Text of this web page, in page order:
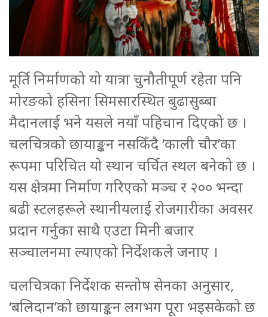
मूर्ति निर्माणको यो यात्रा चुनौतीपूर्ण रहेता पनि
मोरङको हसिना सिमसारस्थित बुढासुब्बा
मैदानलाई भने यसले नयाँ पहिचान दिएको छ ।
चलचित्रको छायाङ्कन नसकिँदै ‘काली चौर’का
रूपमा परिचित यो स्थान चर्चित स्थल बनेको छ ।
यस क्षेत्रमा निर्माण गरिएको मञ्च र २०० भन्दा
बढी स्टलहरूले स्थानीयलाई रोजगारीका अवसर
प्रदान गर्नुका साथै एउटा मिनी बजार
सञ्चालनमा ल्याएको निर्देशकले जनाए ।
चलचित्रका निर्देशक सन्तोष सेनका अनुसार,
‘बलिदान’को छायाङ्कन लगभग पूरा भइसकेको छ